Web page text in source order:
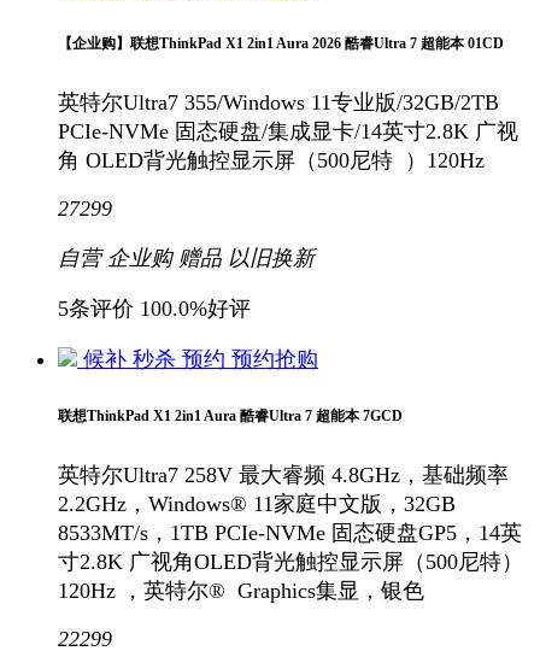
【企业购】联想ThinkPad X1 2in1 Aura 2026 酷睿Ultra 7 超能本 01CD
英特尔Ultra7 355/Windows 11专业版/32GB/2TB
PCIe-NVMe 固态硬盘/集成显卡/14英寸2.8K 广视
角 OLED背光触控显示屏（500尼特 ）120Hz
27299
自营 企业购 赠品 以旧换新
5条评价 100.0%好评
候补 秒杀 预约 预约抢购
联想ThinkPad X1 2in1 Aura 酷睿Ultra 7 超能本 7GCD
英特尔Ultra7 258V 最大睿频 4.8GHz，基础频率
2.2GHz，Windows® 11家庭中文版，32GB
8533MT/s，1TB PCIe-NVMe 固态硬盘GP5，14英
寸2.8K 广视角OLED背光触控显示屏（500尼特）
120Hz ，英特尔® Graphics集显，银色
22299